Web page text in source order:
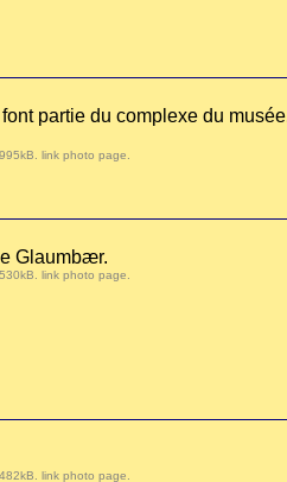
partie du complexe du
link photo page
Glaumbær.
link photo page
link photo page